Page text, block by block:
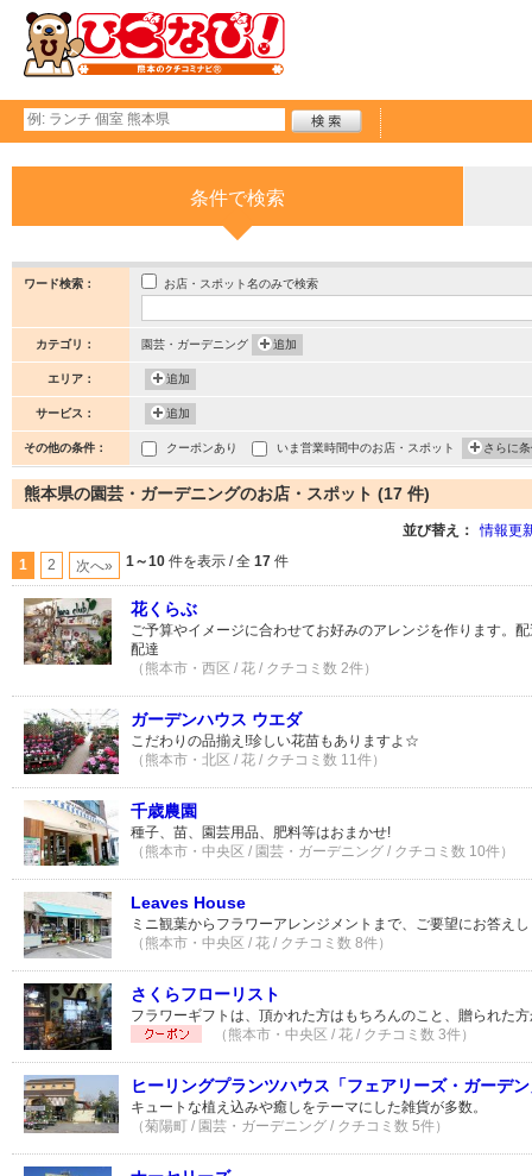
条件で検索
ワード検索： お店・スポット名のみで検索
カテゴリ： 園芸・ガーデニング 追加
エリア： 追加
サービス： 追加
その他の条件： クーポンあり いま営業時間中のお店・スポット さらに
熊本県の園芸・ガーデニングのお店・スポット (17 件)
並び替え： 情報更
1 2 次へ» 1～10 件を表示 / 全 17 件
花くらぶ
ご予算やイメージに合わせてお好みのアレンジを作ります。
配達
（熊本市・西区 / 花 / クチコミ数 2件）
ガーデンハウス ウエダ
こだわりの品揃え!珍しい花苗もありますよ☆
（熊本市・北区 / 花 / クチコミ数 11件）
千歳農園
種子、苗、園芸用品、肥料等はおまかせ!
（熊本市・中央区 / 園芸・ガーデニング / クチコミ数 10件）
Leaves House
ミニ観葉からフラワーアレンジメントまで、ご要望にお答え
（熊本市・中央区 / 花 / クチコミ数 8件）
さくらフローリスト
フラワーギフトは、頂かれた方はもちろんのこと、贈られた
（熊本市・中央区 / 花 / クチコミ数 3件）
ヒーリングプランツハウス「フェアリーズ・ガーデ
キュートな植え込みや癒しをテーマにした雑貨が多数。
（菊陽町 / 園芸・ガーデニング / クチコミ数 5件）